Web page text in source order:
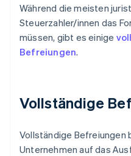
Während die meisten
Steuerzahler/innen das
müssen, gibt es einige
Befreiungen.
Vollständige
Vollständige Befreiungen
Unternehmen auf das